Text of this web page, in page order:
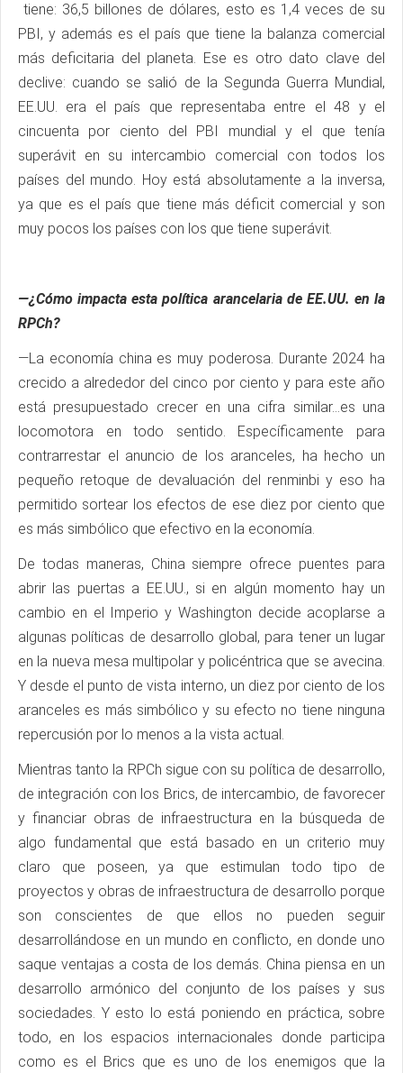
tiene: 36,5 billones de dólares, esto es 1,4 veces de su
PBI, y además es el país que tiene la balanza comercial
más deficitaria del planeta. Ese es otro dato clave del
declive: cuando se salió de la Segunda Guerra Mundial,
EE.UU. era el país que representaba entre el 48 y el
cincuenta por ciento del PBI mundial y el que tenía
superávit en su intercambio comercial con todos los
países del mundo. Hoy está absolutamente a la inversa,
ya que es el país que tiene más déficit comercial y son
muy pocos los países con los que tiene superávit.
—¿Cómo impacta esta política arancelaria de EE.UU. en la
RPCh?
—La economía china es muy poderosa. Durante 2024 ha
crecido a alrededor del cinco por ciento y para este año
está presupuestado crecer en una cifra similar…es una
locomotora en todo sentido. Específicamente para
contrarrestar el anuncio de los aranceles, ha hecho un
pequeño retoque de devaluación del renminbi y eso ha
permitido sortear los efectos de ese diez por ciento que
es más simbólico que efectivo en la economía.
De todas maneras, China siempre ofrece puentes para
abrir las puertas a EE.UU., si en algún momento hay un
cambio en el Imperio y Washington decide acoplarse a
algunas políticas de desarrollo global, para tener un lugar
en la nueva mesa multipolar y policéntrica que se avecina.
Y desde el punto de vista interno, un diez por ciento de los
aranceles es más simbólico y su efecto no tiene ninguna
repercusión por lo menos a la vista actual.
Mientras tanto la RPCh sigue con su política de desarrollo,
de integración con los Brics, de intercambio, de favorecer
y financiar obras de infraestructura en la búsqueda de
algo fundamental que está basado en un criterio muy
claro que poseen, ya que estimulan todo tipo de
proyectos y obras de infraestructura de desarrollo porque
son conscientes de que ellos no pueden seguir
desarrollándose en un mundo en conflicto, en donde uno
saque ventajas a costa de los demás. China piensa en un
desarrollo armónico del conjunto de los países y sus
sociedades. Y esto lo está poniendo en práctica, sobre
todo, en los espacios internacionales donde participa
como es el Brics que es uno de los enemigos que la